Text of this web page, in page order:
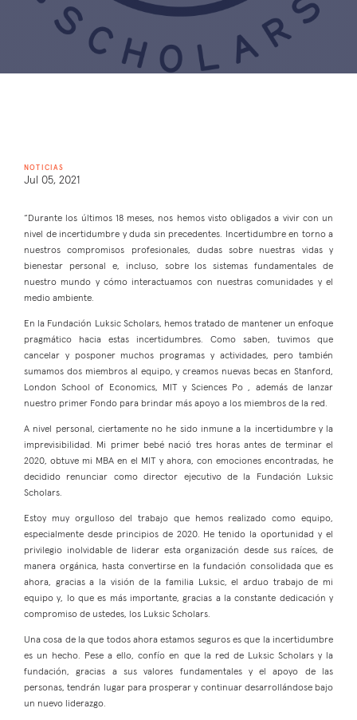
NOTICIAS
Jul 05, 2021
“Durante los últimos 18 meses, nos hemos visto obligados a vivir con un
nivel de incertidumbre y duda sin precedentes. Incertidumbre en torno a
nuestros compromisos profesionales, dudas sobre nuestras vidas y
bienestar personal e, incluso, sobre los sistemas fundamentales de
nuestro mundo y cómo interactuamos con nuestras comunidades y el
medio ambiente.
En la Fundación Luksic Scholars, hemos tratado de mantener un enfoque
pragmático hacia estas incertidumbres. Como saben, tuvimos que
cancelar y posponer muchos programas y actividades, pero también
sumamos dos miembros al equipo, y creamos nuevas becas en Stanford,
London School of Economics, MIT y Sciences Po , además de lanzar
nuestro primer Fondo para brindar más apoyo a los miembros de la red.
A nivel personal, ciertamente no he sido inmune a la incertidumbre y la
imprevisibilidad. Mi primer bebé nació tres horas antes de terminar el
2020, obtuve mi MBA en el MIT y ahora, con emociones encontradas, he
decidido renunciar como director ejecutivo de la Fundación Luksic
Scholars.
Estoy muy orgulloso del trabajo que hemos realizado como equipo,
especialmente desde principios de 2020. He tenido la oportunidad y el
privilegio inolvidable de liderar esta organización desde sus raíces, de
manera orgánica, hasta convertirse en la fundación consolidada que es
ahora, gracias a la visión de la familia Luksic, el arduo trabajo de mi
equipo y, lo que es más importante, gracias a la constante dedicación y
compromiso de ustedes, los Luksic Scholars.
Una cosa de la que todos ahora estamos seguros es que la incertidumbre
es un hecho. Pese a ello, confío en que la red de Luksic Scholars y la
fundación, gracias a sus valores fundamentales y el apoyo de las
personas, tendrán lugar para prosperar y continuar desarrollándose bajo
un nuevo liderazgo.